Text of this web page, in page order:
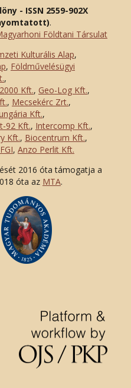
- ISSN 2559-902X
.
Földtani Társulat
Kulturális Alap,
, Földművelésügyi
,
Kft., Geo-Log Kft.,
, Mecsekérc Zrt.,
Kft.,
92 Kft., Intercomp Kft.,
Kft., Biocentrum Kft.,
, Anzo Perlit Kft.
2016 óta támogatja a
óta az MTA.